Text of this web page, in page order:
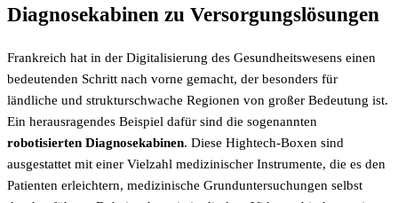
Diagnosekabinen zu Versorgungslösungen
Frankreich hat in der Digitalisierung des Gesundheitswesens einen
bedeutenden Schritt nach vorne gemacht, der besonders für
ländliche und strukturschwache Regionen von großer Bedeutung ist.
Ein herausragendes Beispiel dafür sind die sogenannten
robotisierten Diagnosekabinen. Diese Hightech-Boxen sind
ausgestattet mit einer Vielzahl medizinischer Instrumente, die es den
Patienten erleichtern, medizinische Grunduntersuchungen selbst